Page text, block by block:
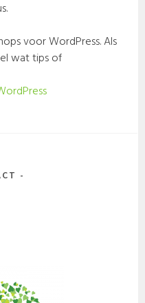
voor WordPress. Als
wat tips of